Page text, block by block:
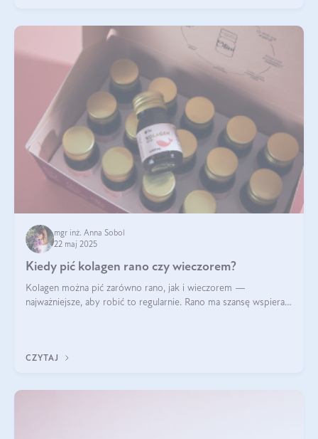
mgr inż. Anna Sobol
22 maj 2025
Kiedy pić kolagen rano czy wieczorem?
Kolagen można pić zarówno rano, jak i wieczorem —
najważniejsze, aby robić to regularnie. Rano ma szansę wspierać
CZYTAJ